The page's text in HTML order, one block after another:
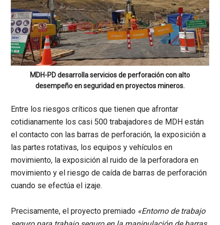
MDH-PD desarrolla servicios de perforación con alto
desempeño en seguridad en proyectos mineros.
Entre los riesgos críticos que tienen que afrontar
cotidianamente los casi 500 trabajadores de MDH están
el contacto con las barras de perforación, la exposición a
las partes rotativas, los equipos y vehículos en
movimiento, la exposición al ruido de la perforadora en
movimiento y el riesgo de caída de barras de perforación
cuando se efectúa el izaje.
Precisamente, el proyecto premiado «Entorno de trabajo